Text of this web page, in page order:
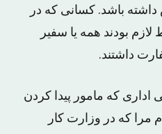
داشته باشد. کسانی که در
بودند همه یا سفیر
داشتند.
که مامور پیدا کردن
که در وزارت کار